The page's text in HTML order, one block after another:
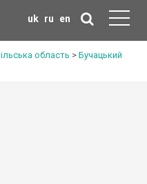
uk ru en
область > Бучацький